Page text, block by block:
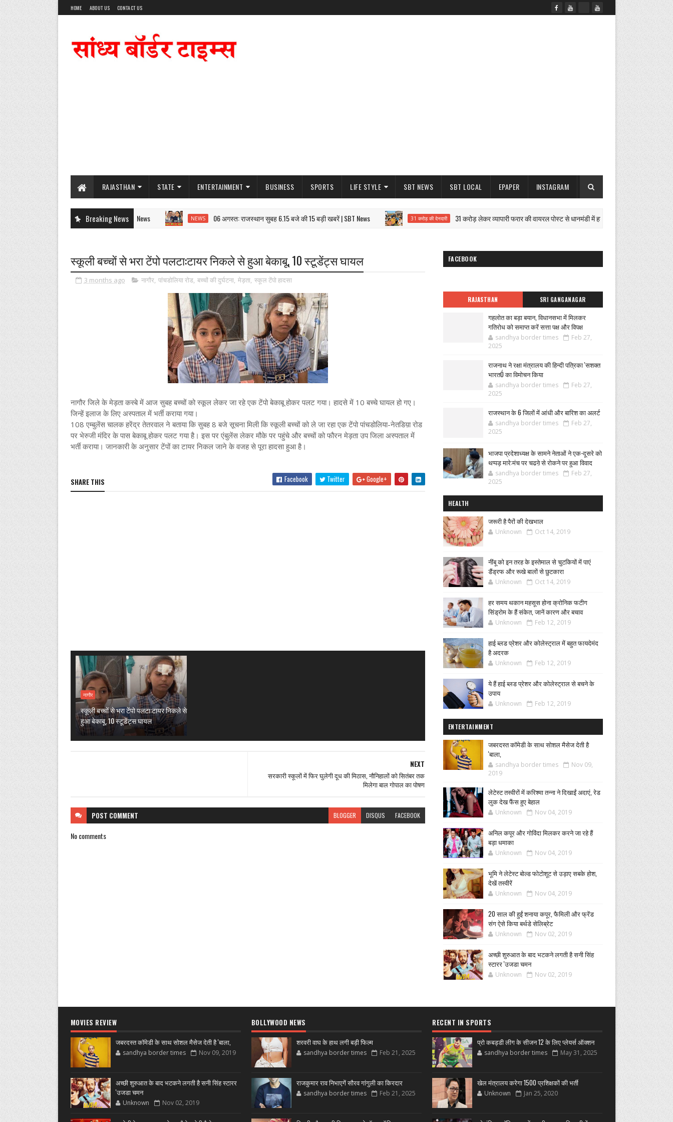
HOME ABOUT US CONTACT US
RAJASTHAN STATE ENTERTAINMENT BUSINESS SPORTS LIFE STYLE SBT NEWS SBT LOCAL EPAPER INSTAGRAM
Breaking News NEWS 06 अगस्त: राजस्थान सुबह 6.15 बजे की 15 बड़ी खबरें | SBT News 31 करोड़ की देनदारी 31 करोड़ लेकर व्यापारी फरार की वायरल पोस्ट से धानमंडी में हड़कंप गंगनहर सफाई
स्कूली बच्चों से भरा टेंपो पलटा:टायर निकले से हुआ बेकाबू, 10 स्टूडेंट्स घायल
3 months ago नागौर, पांचडोलिया रोड, बच्चों की दुर्घटना, मेड़ता, स्कूल टेंपो हादसा
नागौर जिले के मेड़ता कस्बे में आज सुबह बच्चों को स्कूल लेकर जा रहे एक टेंपो बेकाबू होकर पलट गया। हादसे में 10 बच्चे घायल हो गए।
जिन्हें इलाज के लिए अस्पताल में भर्ती कराया गया।
108 एम्बुलेंस चालक हरेंद्र तेतरवाल ने बताया कि सुबह 8 बजे सूचना मिली कि स्कूली बच्चों को ले जा रहा एक टेंपो पांचडोलिया-नेतडिय़ा रोड
पर भेरुजी मंदिर के पास बेकाबू होकर पलट गया है। इस पर एंबुलेंस लेकर मौके पर पहुंचे और बच्चों को फौरन मेड़ता उप जिला अस्पताल में
भर्ती कराया। जानकारी के अनुसार टेंपों का टायर निकल जाने के वजह से पूरा हादसा हुआ है।
SHARE THIS Facebook Twitter Google+
नागौर
स्कूली बच्चों से भरा टेंपो पलटा:टायर निकले से
हुआ बेकाबू, 10 स्टूडेंट्स घायल
NEXT
सरकारी स्कूलों में फिर घुलेगी दूध की मिठास, नौनिहालों को सितंबर तक
मिलेगा बाल गोपाल का पोषण
POST COMMENT BLOGGER DISQUS FACEBOOK
No comments
FACEBOOK
RAJASTHAN SRI GANGANAGAR
गहलोत का बड़ा बयान, विधानसभा में मिलकर
गतिरोध को समाप्त करें सत्ता पक्ष और विपक्ष
sandhya border times
Feb 27,
2025
राजनाथ ने रक्षा मंत्रालय की हिन्दी पत्रिका 'सशक्त
भारतÓ का विमोचन किया
sandhya border times
Feb 27,
2025
राजस्थान के 6 जिलों में आंधी और बारिश का अलर्ट
sandhya border times
Feb 27,
2025
भाजपा प्रदेशाध्यक्ष के सामने नेताओं ने एक-दूसरे को
थप्पड़ मारे:मंच पर चढऩे से रोकने पर हुआ विवाद
sandhya border times
Feb 27,
2025
HEALTH
जरूरी है पैरों की देखभाल
Unknown Oct 14, 2019
नींबू को इन तरह के इस्तेमाल से चुटकियों में पाएं
डैंड्रफ और रूखे बालों से छुटकारा
Unknown Oct 14, 2019
हर समय थकान महसूस होना क्रोनिक फटीग
सिंड्रोम के हैं संकेत, जानें कारण और बचाव
Unknown Feb 12, 2019
हाई ब्लड प्रेशर और कोलेस्ट्राल में बहुत फायदेमंद
है अदरक
Unknown Feb 12, 2019
ये हैं हाई ब्लड प्रेशर और कोलेस्ट्राल से बचने के
उपाय
Unknown Feb 12, 2019
ENTERTAINMENT
जबरदस्त कॉमेडी के साथ सोशल मैसेज देती है
'बाला,
sandhya border times
Nov 09,
2019
लेटेस्ट तस्वीरों में करिश्मा तन्ना ने दिखाईं अदाएं, रेड
लुक देख फैंस हुए बेहाल
Unknown Nov 04, 2019
अनिल कपूर और गोविंदा मिलकर करने जा रहे हैं
बड़ा धमाका
Unknown Nov 04, 2019
भूमि ने लेटेस्ट बोल्ड फोटोशूट से उड़ाए सबके होश,
देखें तस्वीरें
Unknown Nov 04, 2019
20 साल की हुईं शनाया कपूर, फैमिली और फ्रेंड
संग ऐसे किया बर्थडे सेलिब्रेट
Unknown Nov 02, 2019
अच्छी शुरुआत के बाद भटकने लगती है सनी सिंह
स्टारर 'उजडा चमन
Unknown Nov 02, 2019
MOVIES REVIEW
जबरदस्त कॉमेडी के साथ सोशल मैसेज देती है 'बाला,
sandhya border times Nov 09, 2019
अच्छी शुरुआत के बाद भटकने लगती है सनी सिंह स्टारर
'उजडा चमन
Unknown Nov 02, 2019
BOLLYWOOD NEWS
शरवरी वाघ के हाथ लगी बड़ी फिल्म
sandhya border times Feb 21, 2025
राजकुमार राव निभाएगें सौरव गांगुली का किरदार
sandhya border times Feb 21, 2025
RECENT IN SPORTS
प्रो कबड्डी लीग के सीजन 12 के लिए प्लेयर्स ऑक्शन
sandhya border times May 31, 2025
खेल मंत्रालय करेगा 1500 प्रशिक्षकों की भर्ती
Unknown Jan 25, 2020